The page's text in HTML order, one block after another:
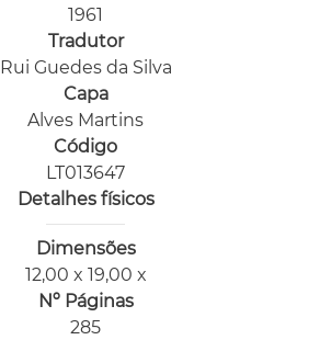
1961
Tradutor
Rui Guedes da Silva
Capa
Alves Martins
Código
LT013647
Detalhes físicos
Dimensões
12,00 x 19,00 x
Nº Páginas
285